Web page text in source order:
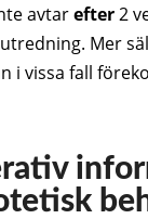
avtarefter2
Mer
i vissa fall